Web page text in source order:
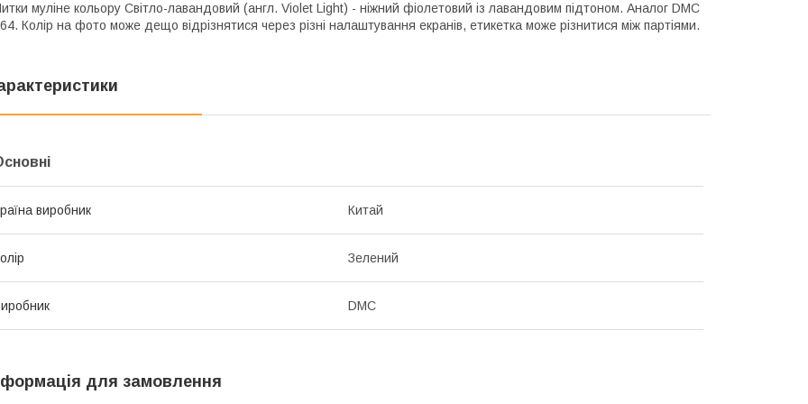
муліне кольору Світло-лавандовий (англ. Violet Light) - ніжний фіолетовий із лавандовим підтоном. Аналог DMC
Колір на фото може дещо відрізнятися через різні налаштування екранів, етикетка може різнитися між партіями.
виробник Китай
Зелений
DMC
для замовлення